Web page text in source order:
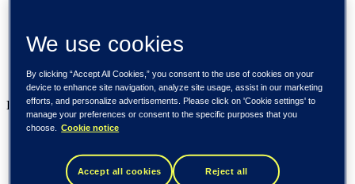
Pinnalla
Asiakkaitamme
Näkemyksiä
Liiketoimintamme
Tieto Banktech
Tieto Indtech
Tieto Tech Consulting
We use cookies
By clicking “Accept All Cookies,” you consent to the use of cookies on your
device to enhance site navigation, analyze site usage, assist in our marketing
efforts, and personalize advertisements. Please click on 'Cookie settings' to
manage your preferences or consent to the specific purposes that you
choose.
Cookie notice
Accept all cookies Reject all